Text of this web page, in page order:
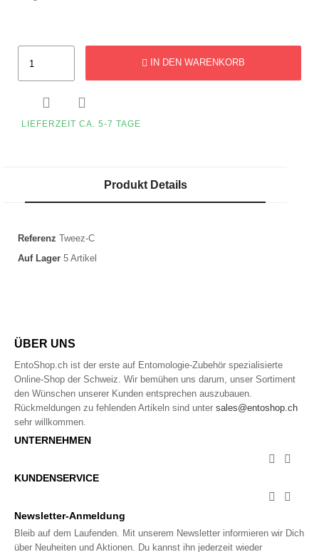
IN DEN WARENKORB
 
LIEFERZEIT CA. 5-7 TAGE
Produkt Details
Referenz Tweez-C
Auf Lager 5 Artikel
ÜBER UNS
EntoShop.ch ist der erste auf Entomologie-Zubehör spezialisierte
Online-Shop der Schweiz. Wir bemühen uns darum, unser Sortiment
den Wünschen unserer Kunden entsprechen auszubauen.
Rückmeldungen zu fehlenden Artikeln sind unter sales@entoshop.ch
sehr willkommen.
UNTERNEHMEN
 
KUNDENSERVICE
 
Newsletter-Anmeldung
Bleib auf dem Laufenden. Mit unserem Newsletter informieren wir Dich
über Neuheiten und Aktionen. Du kannst ihn jederzeit wieder